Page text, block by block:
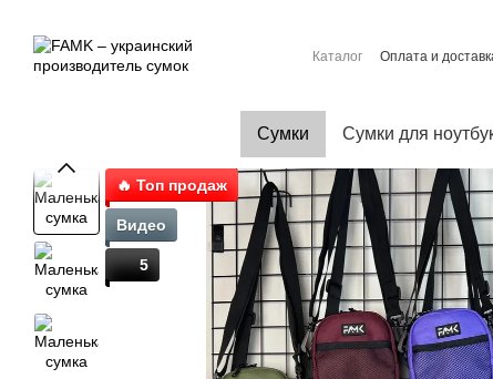
Каталог Оплата и
Сумки Сумки для
🔥 Топ продаж
Видео
5